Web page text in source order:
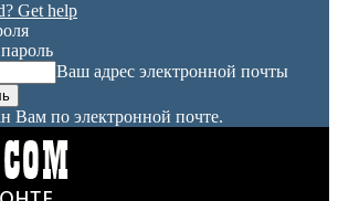
Get help
Ваш адрес электронной почты
Вам по электронной почте.